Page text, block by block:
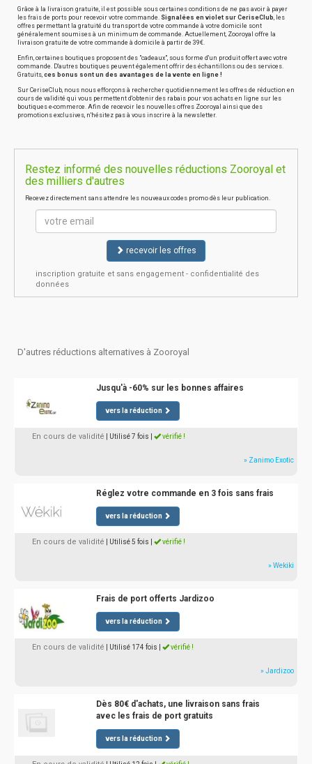
Grâce à la livraison gratuite, il est possible sous certaines conditions de ne pas avoir à payer
les frais de ports pour recevoir votre commande. Signalées en violet sur CeriseClub, les
offres permettant la gratuité du transport de votre commande à votre domicile sont
généralement soumises à un minimum de commande. Actuellement, Zooroyal offre la
livraison gratuite de votre commande à domicile à partir de 39€.
Enfin, certaines boutiques proposent des "cadeaux", sous forme d'un produit offert avec votre
commande. D'autres boutiques peuvent également offrir des échantillons ou des services.
Gratuits, ces bonus sont un des avantages de la vente en ligne !
Sur CeriseClub, nous nous efforçons à rechercher quotidiennement les offres de réduction en
cours de validité qui vous permettent d'obtenir des rabais pour vos achats en ligne sur les
boutiques e-commerce. Afin de recevoir les nouvelles offres Zooroyal ainsi que des
promotions exclusives, n'hésitez pas à vous inscrire à la newsletter.
Restez informé des nouvelles réductions Zooroyal et
des milliers d'autres
Recevez directement sans attendre les nouveaux codes promo dès leur publication.
recevoir les offres
inscription gratuite et sans engagement - confidentialité des
données
D'autres réductions alternatives à Zooroyal
Jusqu'à -60% sur les bonnes affaires
vers la réduction
En cours de validité | Utilisé 7 fois vérifié !
» Zanimo Exotic
Réglez votre commande en 3 fois sans frais
vers la réduction
En cours de validité | Utilisé 5 fois vérifié !
» Wekiki
Frais de port offerts Jardizoo
vers la réduction
En cours de validité | Utilisé 174 fois vérifié !
» Jardizoo
Dès 80€ d'achats, une livraison sans frais
avec les frais de port gratuits
vers la réduction